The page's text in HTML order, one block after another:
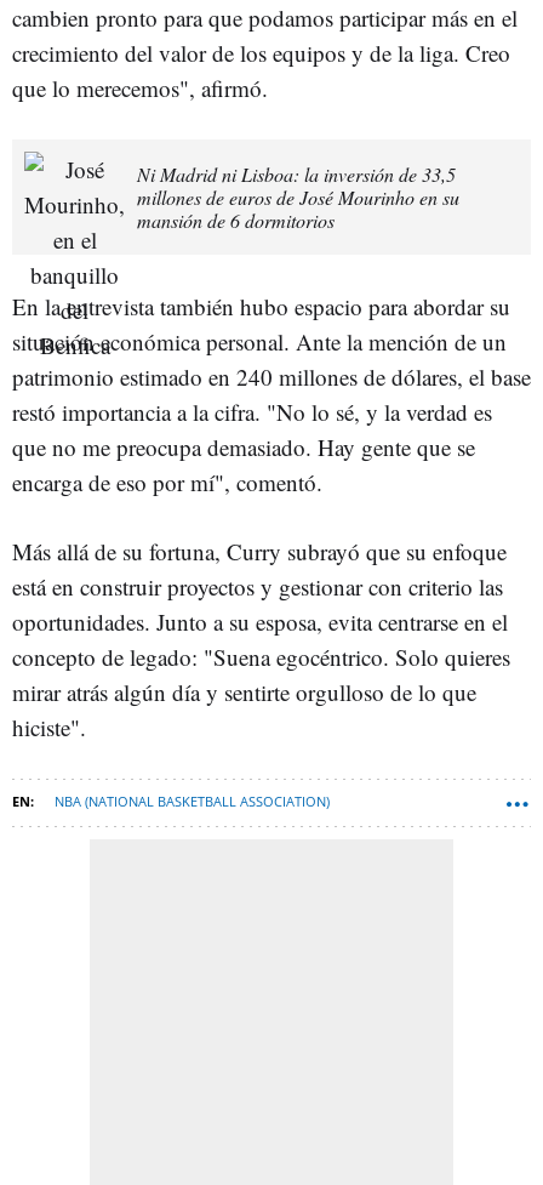
cambien pronto para que podamos participar más en el
crecimiento del valor de los equipos y de la liga. Creo
que lo merecemos", afirmó.
Ni Madrid ni Lisboa: la inversión de 33,5
millones de euros de José Mourinho en su
mansión de 6 dormitorios
En la entrevista también hubo espacio para abordar su
situación económica personal. Ante la mención de un
patrimonio estimado en 240 millones de dólares, el base
restó importancia a la cifra. "No lo sé, y la verdad es
que no me preocupa demasiado. Hay gente que se
encarga de eso por mí", comentó.
Más allá de su fortuna, Curry subrayó que su enfoque
está en construir proyectos y gestionar con criterio las
oportunidades. Junto a su esposa, evita centrarse en el
concepto de legado: "Suena egocéntrico. Solo quieres
mirar atrás algún día y sentirte orgulloso de lo que
hiciste".
NBA (NATIONAL BASKETBALL ASSOCIATION)